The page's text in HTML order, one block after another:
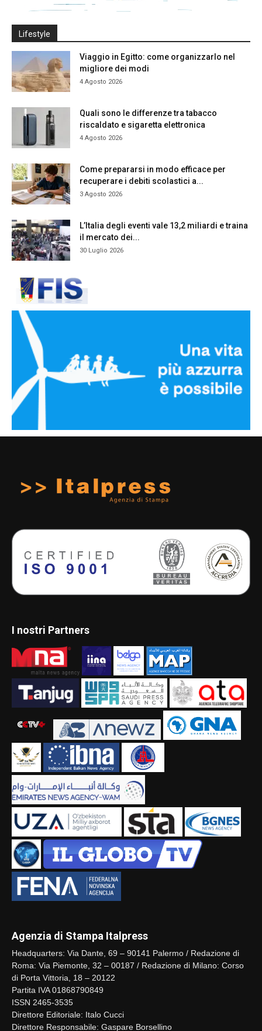
Lifestyle
Viaggio in Egitto: come organizzarlo nel
migliore dei modi
4 Agosto 2026
Quali sono le differenze tra tabacco
riscaldato e sigaretta elettronica
4 Agosto 2026
Come prepararsi in modo efficace per
recuperare i debiti scolastici a...
3 Agosto 2026
L’Italia degli eventi vale 13,2 miliardi e traina
il mercato dei...
30 Luglio 2026
I nostri Partners
Agenzia di Stampa Italpress
Headquarters: Via Dante, 69 – 90141 Palermo / Redazione di
Roma: Via Piemonte, 32 – 00187 / Redazione di Milano: Corso
di Porta Vittoria, 18 – 20122
Partita IVA 01868790849
ISSN 2465-3535
Direttore Editoriale: Italo Cucci
Direttore Responsabile: Gaspare Borsellino